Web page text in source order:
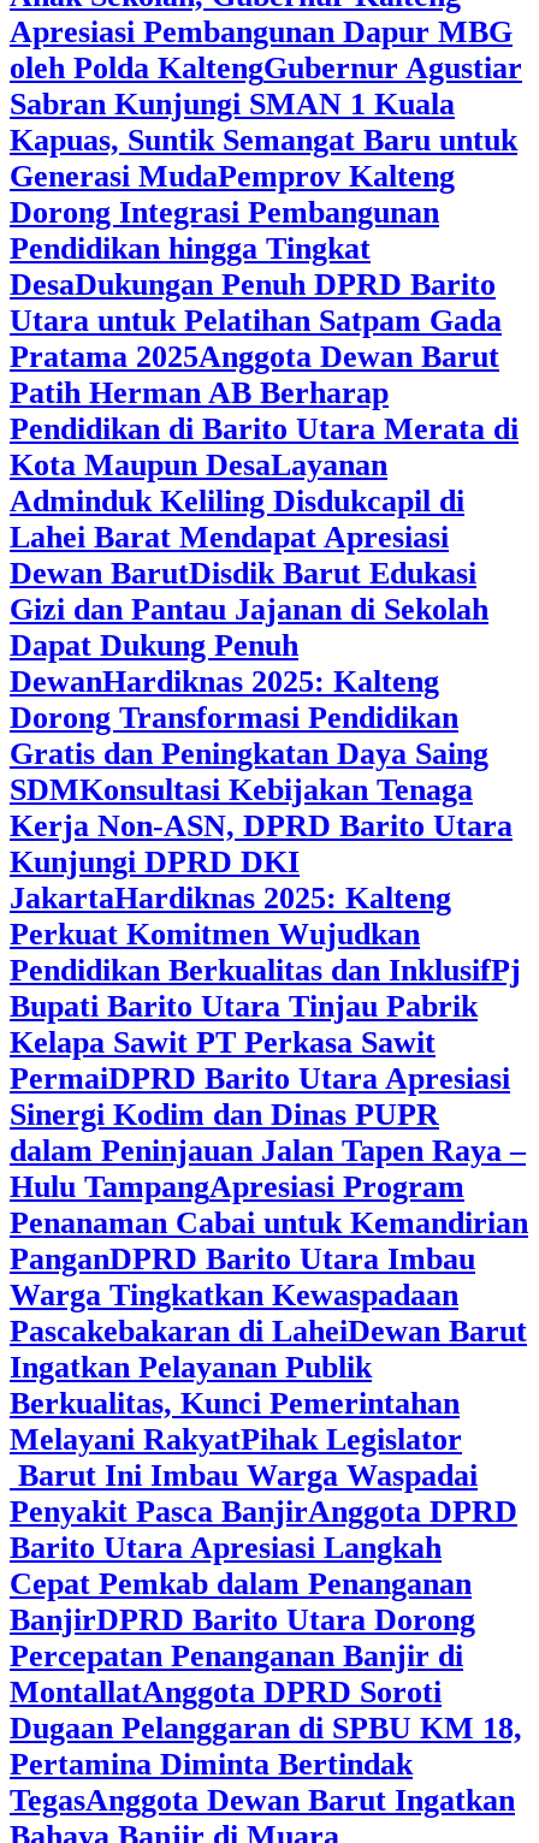
Apresiasi Pembangunan Dapur MBG
oleh Polda Kalteng‎Gubernur Agustiar
Sabran Kunjungi SMAN 1 Kuala
Kapuas, Suntik Semangat Baru untuk
Generasi Muda‎Pemprov Kalteng
Dorong Integrasi Pembangunan
Pendidikan hingga Tingkat
DesaDukungan Penuh DPRD Barito
Utara untuk Pelatihan Satpam Gada
Pratama 2025Anggota Dewan Barut
Patih Herman AB Berharap
Pendidikan di Barito Utara Merata di
Kota Maupun DesaLayanan
Adminduk Keliling Disdukcapil di
Lahei Barat Mendapat Apresiasi
Dewan BarutDisdik Barut Edukasi
Gizi dan Pantau Jajanan di Sekolah
Dapat Dukung Penuh
DewanHardiknas 2025: Kalteng
Dorong Transformasi Pendidikan
Gratis dan Peningkatan Daya Saing
SDMKonsultasi Kebijakan Tenaga
Kerja Non-ASN, DPRD Barito Utara
Kunjungi DPRD DKI
JakartaHardiknas 2025: Kalteng
Perkuat Komitmen Wujudkan
Pendidikan Berkualitas dan InklusifPj
Bupati Barito Utara Tinjau Pabrik
Kelapa Sawit PT Perkasa Sawit
PermaiDPRD Barito Utara Apresiasi
Sinergi Kodim dan Dinas PUPR
dalam Peninjauan Jalan Tapen Raya –
Hulu TampangApresiasi Program
Penanaman Cabai untuk Kemandirian
PanganDPRD Barito Utara Imbau
Warga Tingkatkan Kewaspadaan
Pascakebakaran di LaheiDewan Barut
Ingatkan Pelayanan Publik
Berkualitas, Kunci Pemerintahan
Melayani RakyatPihak Legislator
Barut Ini Imbau Warga Waspadai
Penyakit Pasca BanjirAnggota DPRD
Barito Utara Apresiasi Langkah
Cepat Pemkab dalam Penanganan
BanjirDPRD Barito Utara Dorong
Percepatan Penanganan Banjir di
MontallatAnggota DPRD Soroti
Dugaan Pelanggaran di SPBU KM 18,
Pertamina Diminta Bertindak
TegasAnggota Dewan Barut Ingatkan